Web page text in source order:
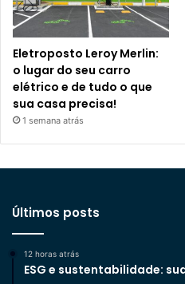
Eletroposto Leroy Merlin:
o lugar do seu carro
elétrico e de tudo o que
sua casa precisa!
1 semana atrás
Últimos posts
12 horas atrás
ESG e sustentabilidade: